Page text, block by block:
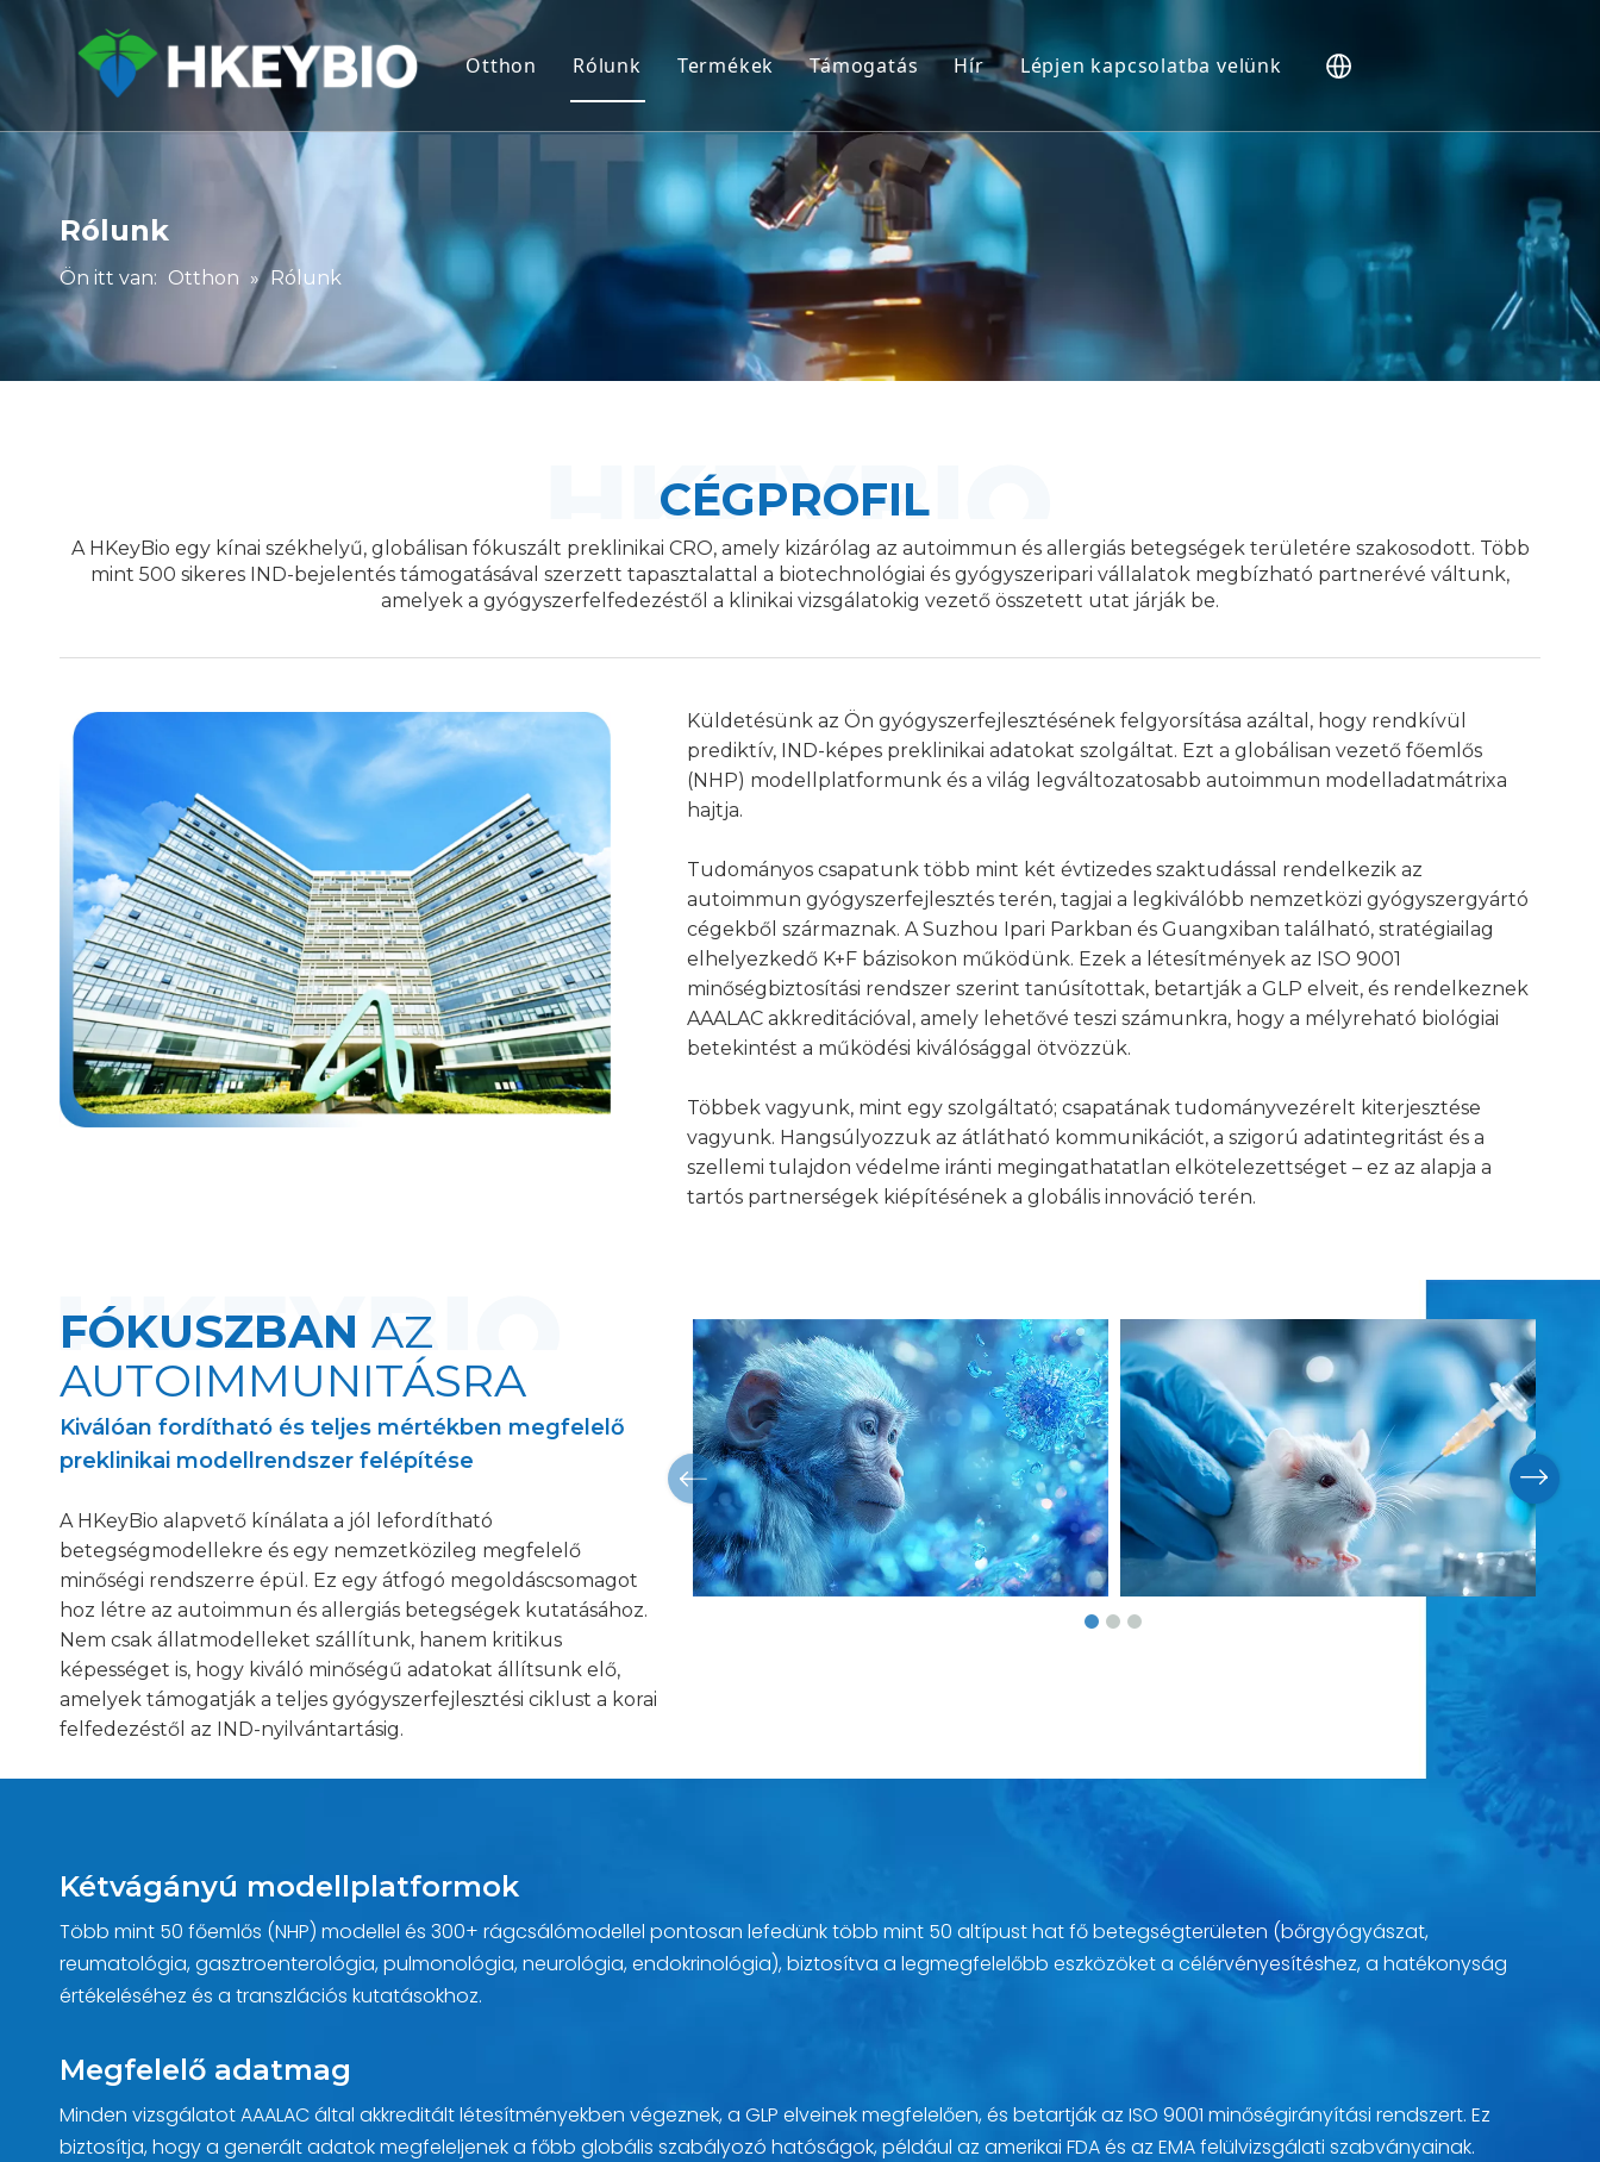
Otthon Rólunk Termékek
Nem humán főemlős (NHP) modellek
Rágcsáló állatmodellek
Emberi szövetek és ex vivo modellek
Integrált hatékonyságértékelés
Translációs medicina és biomarkerek
IND benyújtás támogatása
Támogatás
Szolgáltatás
Letöltés
GYIK
Ügyfélbeszámolók
Hír Lépjen kapcsolatba velünk
Rólunk
Ön itt van: Otthon » Rólunk
CÉGPROFIL​
A HKeyBio egy kínai székhelyű, globálisan fókuszált preklinikai CRO, amely kizárólag az autoimmun és allergiás betegségek területére szakosodott. Több
mint 500 sikeres IND-bejelentés támogatásával szerzett tapasztalattal a biotechnológiai és gyógyszeripari vállalatok megbízható partnerévé váltunk,
amelyek a gyógyszerfelfedezéstől a klinikai vizsgálatokig vezető összetett utat járják be.
Küldetésünk az Ön gyógyszerfejlesztésének felgyorsítása azáltal, hogy rendkívül
prediktív, IND-képes preklinikai adatokat szolgáltat. Ezt a globálisan vezető főemlős
(NHP) modellplatformunk és a világ legváltozatosabb autoimmun modelladatmátrixa
hajtja.
Tudományos csapatunk több mint két évtizedes szaktudással rendelkezik az
autoimmun gyógyszerfejlesztés terén, tagjai a legkiválóbb nemzetközi gyógyszergyártó
cégekből származnak. A Suzhou Ipari Parkban és Guangxiban található, stratégiailag
elhelyezkedő K+F bázisokon működünk. Ezek a létesítmények az ISO 9001
minőségbiztosítási rendszer szerint tanúsítottak, betartják a GLP elveit, és rendelkeznek
AAALAC akkreditációval, amely lehetővé teszi számunkra, hogy a mélyreható biológiai
betekintést a működési kiválósággal ötvözzük.
Többek vagyunk, mint egy szolgáltató; csapatának tudományvezérelt kiterjesztése
vagyunk. Hangsúlyozzuk az átlátható kommunikációt, a szigorú adatintegritást és a
szellemi tulajdon védelme iránti megingathatatlan elkötelezettséget – ez az alapja a
tartós partnerségek kiépítésének a globális innováció terén.
FÓKUSZBAN AZ
AUTOIMMUNITÁSRA
Kiválóan fordítható és teljes mértékben megfelelő
preklinikai modellrendszer felépítése
A HKeyBio alapvető kínálata a jól lefordítható
betegségmodellekre és egy nemzetközileg megfelelő
minőségi rendszerre épül. Ez egy átfogó megoldáscsomagot
hoz létre az autoimmun és allergiás betegségek kutatásához.
Nem csak állatmodelleket szállítunk, hanem kritikus
képességet is, hogy kiváló minőségű adatokat állítsunk elő,
amelyek támogatják a teljes gyógyszerfejlesztési ciklust a korai
felfedezéstől az IND-nyilvántartásig.
Kétvágányú modellplatformok
Több mint 50 főemlős (NHP) modellel és 300+ rágcsálómodellel pontosan lefedünk több mint 50 altípust hat fő betegségterületen (bőrgyógyászat,
reumatológia, gasztroenterológia, pulmonológia, neurológia, endokrinológia), biztosítva a legmegfelelőbb eszközöket a célérvényesítéshez, a hatékonyság
értékeléséhez és a transzlációs kutatásokhoz.
Megfelelő adatmag
Minden vizsgálatot AAALAC által akkreditált létesítményekben végeznek, a GLP elveinek megfelelően, és betartják az ISO 9001 minőségirányítási rendszert. Ez
biztosítja, hogy a generált adatok megfeleljenek a főbb globális szabályozó hatóságok, például az amerikai FDA és az EMA felülvizsgálati szabványainak.